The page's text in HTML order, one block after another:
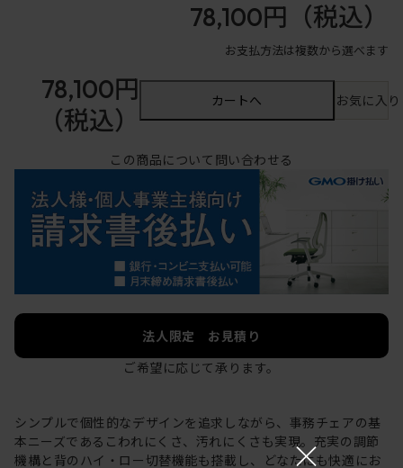
78,100円 （税込）
お支払方法は複数から選べます
78,100円
（税込）
カートへ お気に入
この商品について問い合わせる
法人限定 お見積り
ご希望に応じて承ります。
シンプルで個性的なデザインを追求しながら、事務チェアの基
本ニーズであるこわれにくさ、汚れにくさも実現。充実の調節
機構と背のハイ・ロー切替機能も搭載し、どなたにも快適にお
×